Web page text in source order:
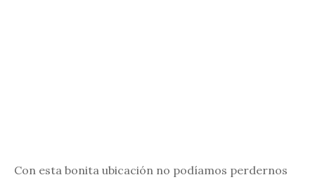
Con esta bonita ubicación no podíamos perdernos